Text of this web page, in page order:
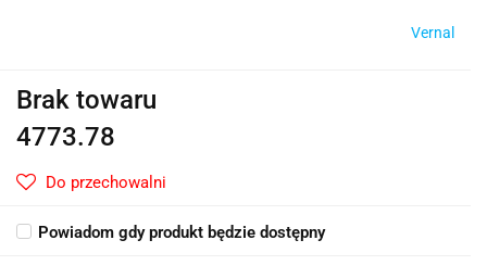
Vernal
Brak towaru
4773.78
Do przechowalni
Powiadom gdy produkt będzie dostępny